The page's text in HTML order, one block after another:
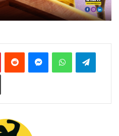
PinterestReddit MessengerWhatsAppTelegram
Imprimer